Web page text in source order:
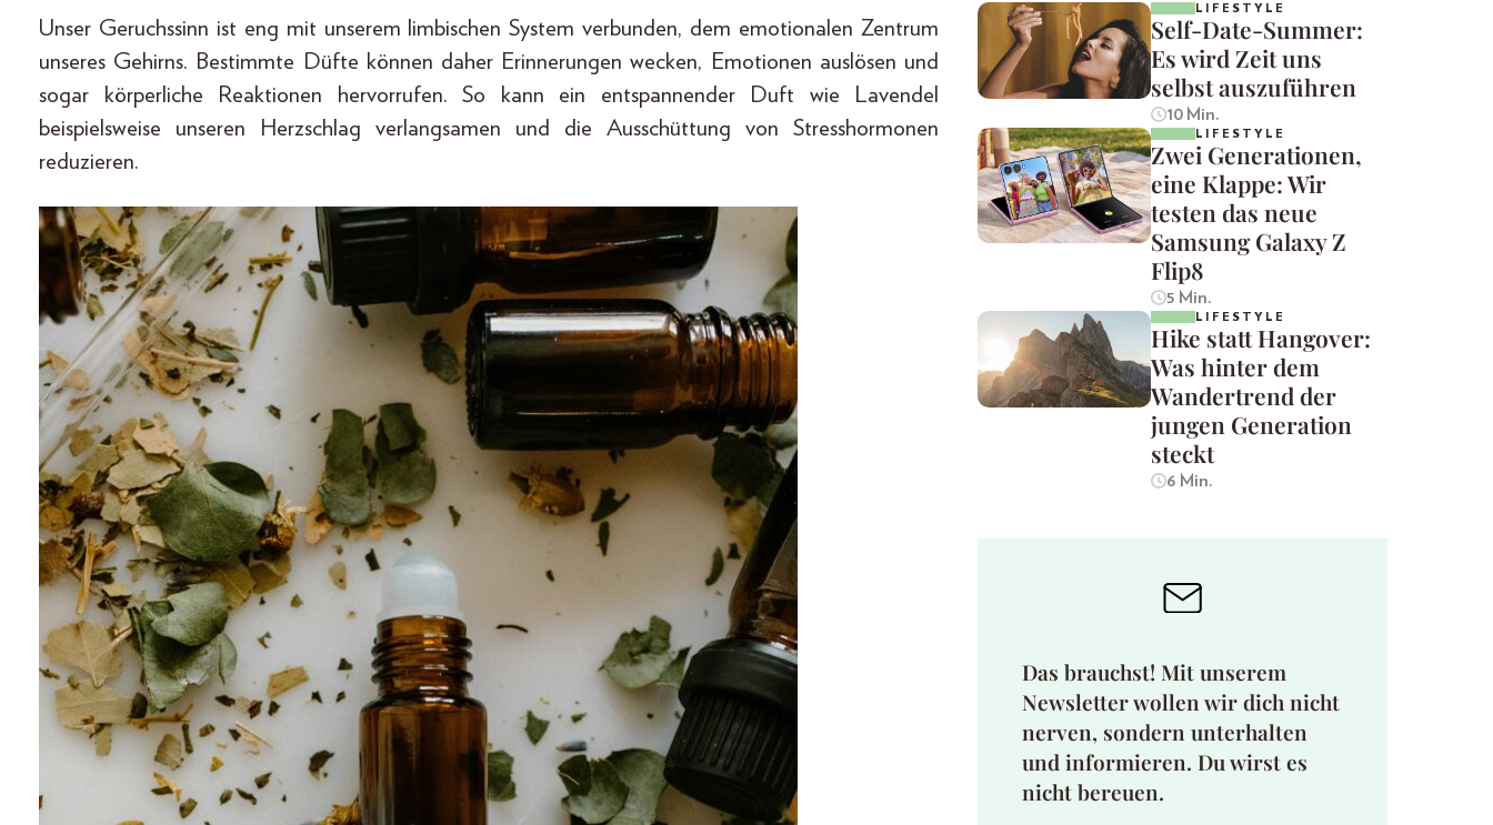
Unser Geruchssinn ist eng mit unserem limbischen System verbunden, dem emotionalen Zentrum
unseres Gehirns. Bestimmte Düfte können daher Erinnerungen wecken, Emotionen auslösen und
sogar körperliche Reaktionen hervorrufen. So kann ein entspannender Duft wie Lavendel
beispielsweise unseren Herzschlag verlangsamen und die Ausschüttung von Stresshormonen
reduzieren.
LIFESTYLE
Self-Date-Summer:
Es wird Zeit uns
selbst auszuführen
10 Min.
LIFESTYLE
Zwei Generationen,
eine Klappe: Wir
testen das neue
Samsung Galaxy Z
Flip8
5 Min.
LIFESTYLE
Hike statt Hangover:
Was hinter dem
Wandertrend der
jungen Generation
steckt
6 Min.
Das brauchst! Mit unserem
Newsletter wollen wir dich nicht
nerven, sondern unterhalten
und informieren. Du wirst es
nicht bereuen.